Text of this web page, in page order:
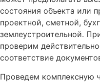
состояния объекта или
проектной, сметной,
землеустроительной.
проверим
соответствие
Проведем комплексную